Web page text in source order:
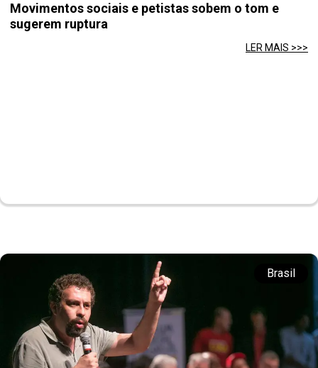
Movimentos sociais e petistas sobem o tom e
sugerem ruptura
LER MAIS >>>
Brasil